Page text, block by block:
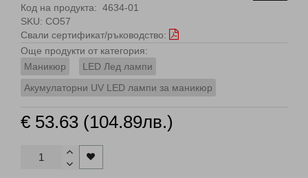
Код на продукта: 4634-01
SKU: CO57
Свали сертификат/ръководство:
Още продукти от категория:
Маникюр
LED Лед лампи
Акумулаторни UV LED лампи за маникюр
€ 53.63 (104.89лв.)